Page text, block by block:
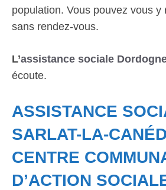
population. Vous pouvez vous y
sans rendez-vous.
L’assistance sociale
écoute.
ASSISTANCE
SARLAT-LA-
CENTRE
D’ACTION